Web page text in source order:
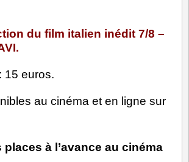
du film italien inédit 7/8 –
15 euros.
au cinéma et en ligne sur
à l’avance au cinéma